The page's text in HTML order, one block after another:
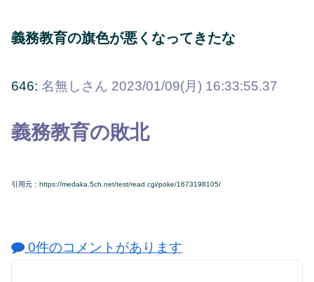
義務教育の旗色が悪くなってきたな
646: 名無しさん 2023/01/09(月) 16:33:55.37
義務教育の敗北
引用元：https://medaka.5ch.net/test/read.cgi/poke/1673198105/
0件のコメントがあります